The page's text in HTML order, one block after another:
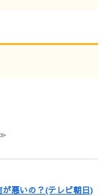
悪いの？(テレビ朝日)